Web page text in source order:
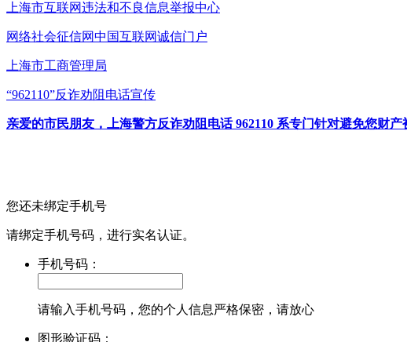
上海市互联网违法和不良信息举报中心
网络社会征信网中国互联网诚信门户
上海市工商管理局
“962110”反诈劝阻电话宣传
亲爱的市民朋友，上海警方反诈劝阻电话 962110 系专门针对避免您财
您还未绑定手机号
请绑定手机号码，进行实名认证。
手机号码：
请输入手机号码，您的个人信息严格保密，请放心
图形验证码：